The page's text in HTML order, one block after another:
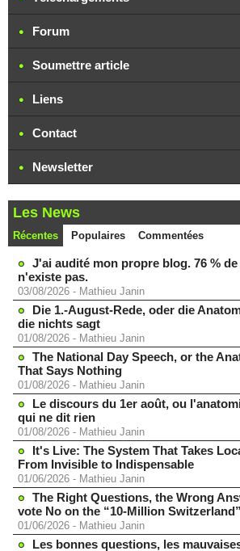
Forum
Soumettre article
Liens
Contact
Newsletter
Les News
Récentes Populaires Commentées
J'ai audité mon propre blog. 76 %
n'existe pas.
03/08/2026 - Mathieu Janin
Die 1.-August-Rede, oder die
die nichts sagt
01/08/2026 - Mathieu Janin
The National Day Speech, or the
That Says Nothing
01/08/2026 - Mathieu Janin
Le discours du 1er août, ou
qui ne dit rien
01/08/2026 - Mathieu Janin
It's Live: The System That Takes
From Invisible to Indispensable
01/06/2026 - Mathieu Janin
The Right Questions, the Wrong
vote No on the “10-Million
01/06/2026 - Mathieu Janin
Les bonnes questions, les